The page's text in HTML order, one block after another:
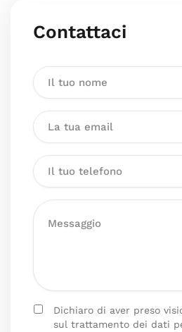
Contattaci
Dichiaro di aver preso
sul trattamento dei dati